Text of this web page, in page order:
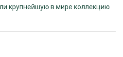
крупнейшую в мире коллекцию